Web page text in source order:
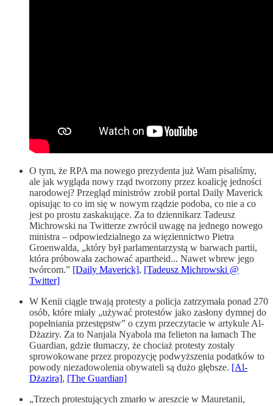
O tym, że RPA ma nowego prezydenta już Wam pisaliśmy,
ale jak wygląda nowy rząd tworzony przez koalicję jedności
narodowej? Przegląd ministrów zrobił portal Daily Maverick
opisując to co im się w nowym rządzie podoba, co nie a co
jest po prostu zaskakujące. Za to dziennikarz Tadeusz
Michrowski na Twitterze zwrócił uwagę na jednego nowego
ministra – odpowiedzialnego za więziennictwo Pietra
Groenwalda, „który był parlamentarzystą w barwach partii,
która próbowała zachować apartheid... Nawet wbrew jego
twórcom.” [Daily Maverick], [Tadeusz Michrowski @
Twitter]
W Kenii ciągle trwają protesty a policja zatrzymała ponad 270
osób, które miały „używać protestów jako zasłony dymnej do
popełniania przestępstw” o czym przeczytacie w artykule Al-
Dżaziry. Za to Nanjala Nyabola ma felieton na łamach The
Guardian, gdzie tłumaczy, że chociaż protesty zostały
sprowokowane przez propozycję podwyższenia podatków to
powody niezadowolenia obywateli są dużo głębsze. [Al-
Dżazira], [The Guardian]
„Trzech protestujących zmarło w areszcie w Mauretanii,